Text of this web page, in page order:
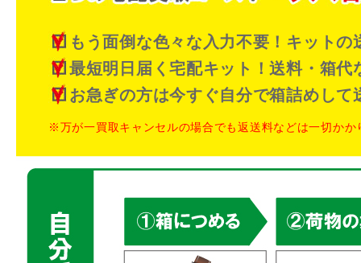
もう面倒な色々な入力不要！キット
最短明日届く宅配キット！送料・箱代
お急ぎの方は今すぐ自分で箱詰めして
※万が一買取キャンセルの場合でも返送料などは一切かか